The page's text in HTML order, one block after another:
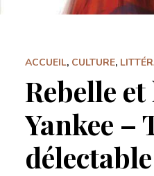
ACCUEIL, CULTURE,
Rebelle et
Yankee
délectable